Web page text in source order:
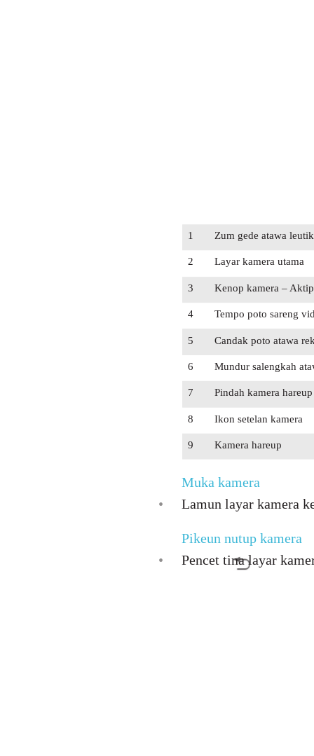
1 Zum gede atawa leutik
2 Layar kamera utama
3 Kenop kamera –
4 Tempo poto sareng
5 Candak poto atawa
6 Mundur salengkah
7 Pindah kamera
8 Ikon setelan kamera
9 Kamera hareup
Muka kamera
•
Lamun layar kamera
Pikeun nutup kamera
•
Pencet tina layar